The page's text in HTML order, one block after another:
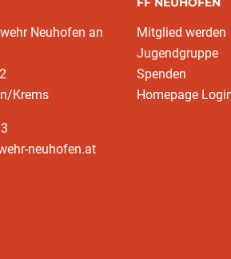
Neuhofen an
Krems
neuhofen.at
Mitglied werden
Jugendgruppe
Spenden
Homepage